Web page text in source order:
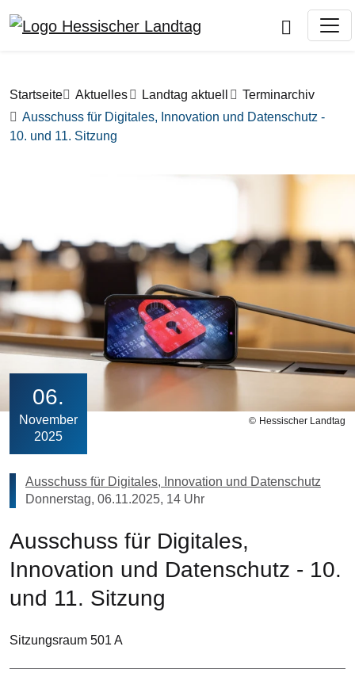
Pfadnavigation
Startseite Aktuelles Landtag aktuell
Terminarchiv
Ausschuss für Digitales, Innovation und Datenschutz -
10. und 11. Sitzung
Hessischer Landtag
06
November
2025
Ausschuss für Digitales, Innovation und Datenschutz
Donnerstag, 06.11.2025, 14 Uhr
Ausschuss für Digitales,
Innovation und Datenschutz - 10.
und 11. Sitzung
Sitzungsraum 501 A